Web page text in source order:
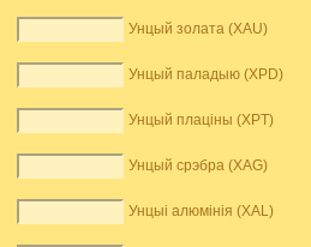
Унцый золата (XAU)
Унцый паладыю (XPD)
Унцый плаціны (XPT)
Унцый срэбра (XAG)
Унцыі алюмінія (XAL)